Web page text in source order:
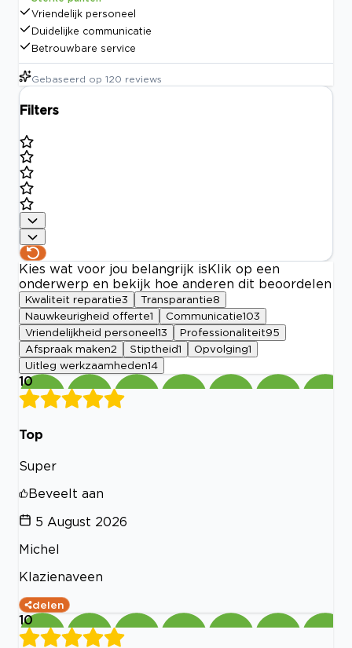
Vriendelijk personeel
Duidelijke communicatie
Betrouwbare service
Gebaseerd op 120 reviews
Filters
Kies wat voor jou belangrijk is Klik op een
onderwerp en bekijk hoe anderen dit beoordelen
Kwaliteit reparatie3 Transparantie8
Nauwkeurigheid offerte1 Communicatie103
Vriendelijkheid personeel 13 Professionaliteit95
Afspraak maken2 Stiptheid1 Opvolging1
Uitleg werkzaamheden14
10
Top
Super
Beveelt aan
5 August 2026
Michel
Klazienaveen
delen
10